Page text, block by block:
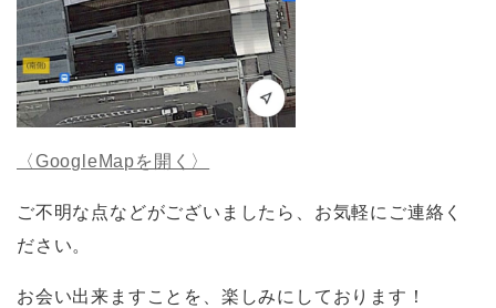
〈GoogleMapを開く〉
ご不明な点などがございましたら、お気軽にご連絡く
ださい。
お会い出来ますことを、楽しみにしております！